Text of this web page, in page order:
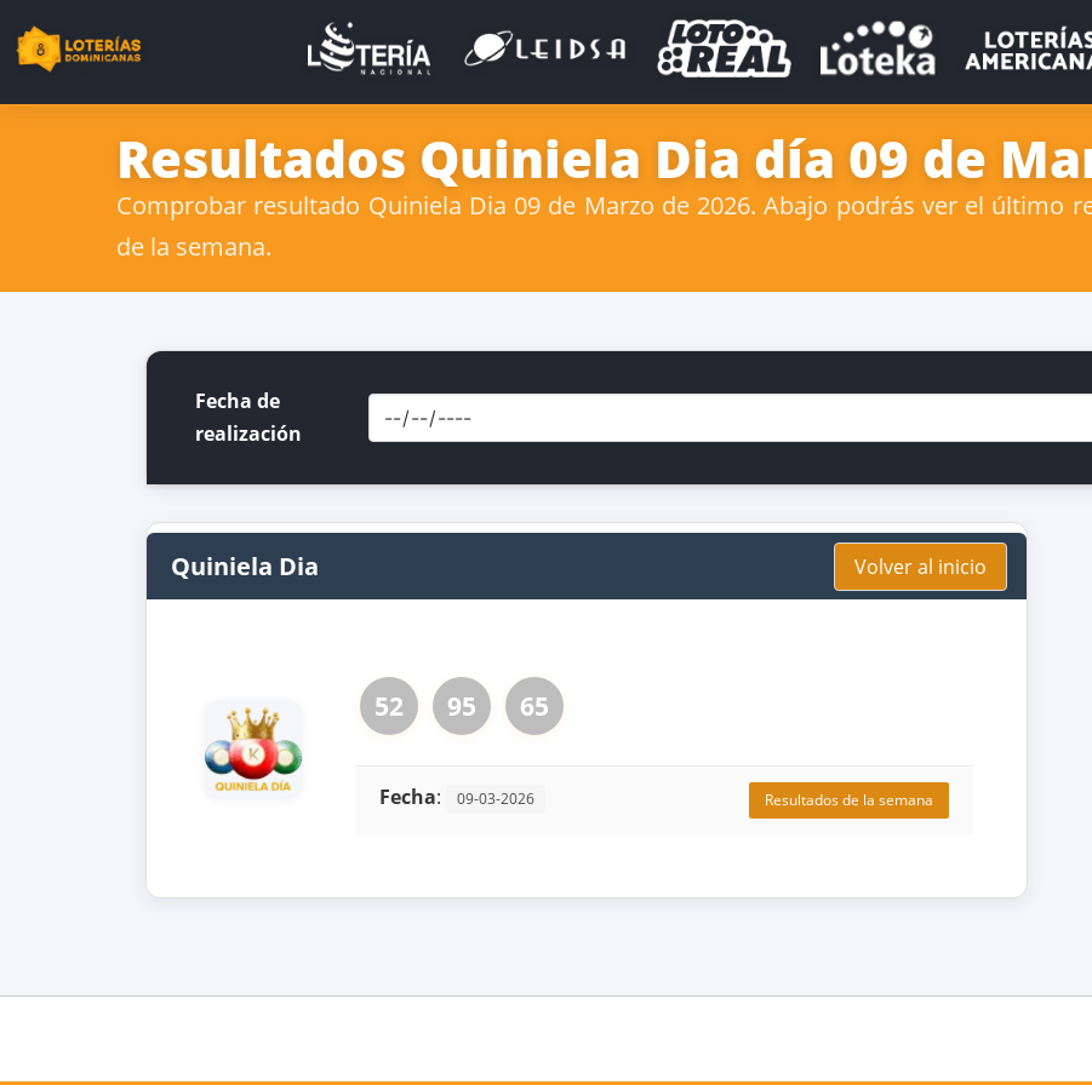
Resultados Quiniela Dia día 09 de
Comprobar resultado Quiniela Dia 09 de Marzo de 2026. Abajo podrás ver el último
de la semana.
Fecha de
realización
Quiniela Dia Volver al inicio
52 95 65
Fecha: 09-03-2026 Resultados de la semana